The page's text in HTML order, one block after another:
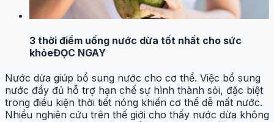
3 thời điểm uống nước dừa tốt nhất cho sức
khỏeĐỌC NGAY
Nước dừa giúp bổ sung nước cho cơ thể. Việc bổ sung
nước đầy đủ hỗ trợ hạn chế sự hình thành sỏi, đặc biệt
trong điều kiện thời tiết nóng khiến cơ thể dễ mất nước.
Nhiều nghiên cứu trên thế giới cho thấy nước dừa không